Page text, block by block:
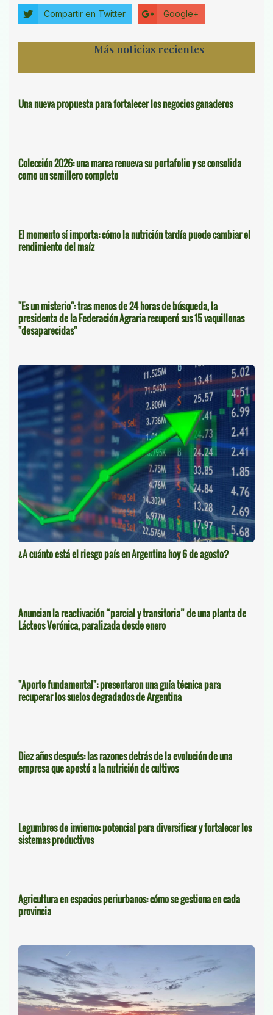
Compartir en Twitter Google+
Más noticias recientes
Una nueva propuesta para fortalecer los negocios ganaderos
Colección 2026: una marca renueva su portafolio y se consolida
como un semillero completo
El momento sí importa: cómo la nutrición tardía puede cambiar el
rendimiento del maíz
"Es un misterio": tras menos de 24 horas de búsqueda, la
presidenta de la Federación Agraria recuperó sus 15 vaquillonas
"desaparecidas"
¿A cuánto está el riesgo país en Argentina hoy 6 de agosto?
Anuncian la reactivación “parcial y transitoria” de una planta de
Lácteos Verónica, paralizada desde enero
"Aporte fundamental": presentaron una guía técnica para
recuperar los suelos degradados de Argentina
Diez años después: las razones detrás de la evolución de una
empresa que apostó a la nutrición de cultivos
Legumbres de invierno: potencial para diversificar y fortalecer los
sistemas productivos
Agricultura en espacios periurbanos: cómo se gestiona en cada
provincia